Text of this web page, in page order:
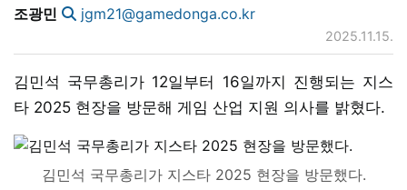
조광민 jgm21@gamedonga.co.kr
2025.11.15.
김민석 국무총리가 12일부터 16일까지 진행되는 지스
타 2025 현장을 방문해 게임 산업 지원 의사를 밝혔다.
김민석 국무총리가 지스타 2025 현장을 방문했다.